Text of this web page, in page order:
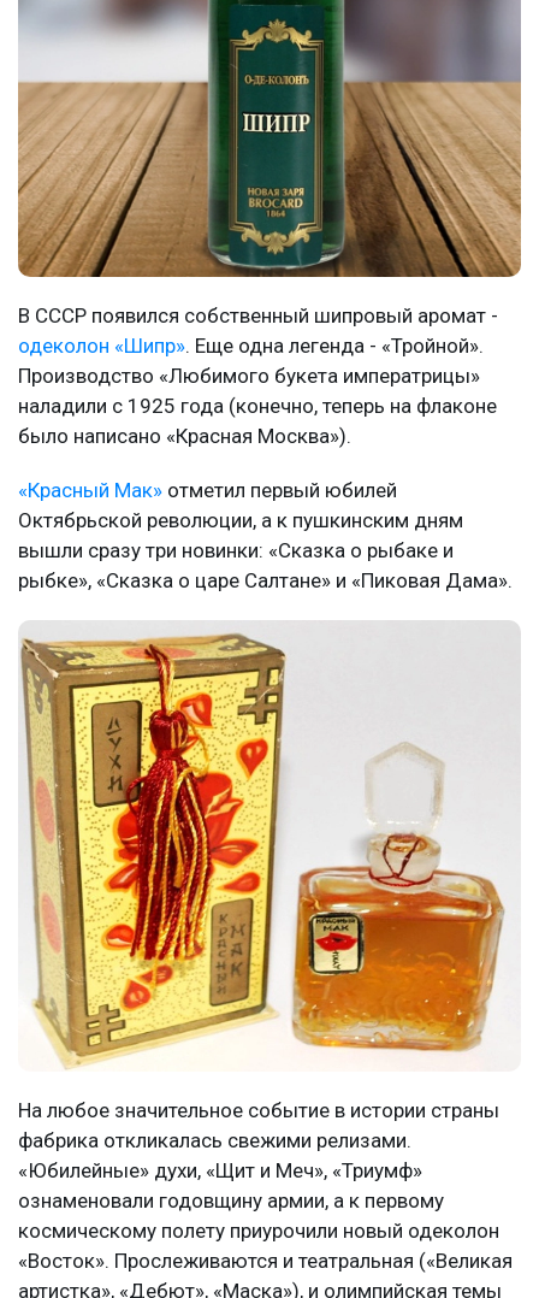
В СССР появился собственный шипровый аромат -
одеколон «Шипр». Еще одна легенда - «Тройной».
Производство «Любимого букета императрицы»
наладили с 1925 года (конечно, теперь на флаконе
было написано «Красная Москва»).
«Красный Мак» отметил первый юбилей
Октябрьской революции, а к пушкинским дням
вышли сразу три новинки: «Сказка о рыбаке и
рыбке», «Сказка о царе Салтане» и «Пиковая Дама».
На любое значительное событие в истории страны
фабрика откликалась свежими релизами.
«Юбилейные» духи, «Щит и Меч», «Триумф»
ознаменовали годовщину армии, а к первому
космическому полету приурочили новый одеколон
«Восток». Прослеживаются и театральная («Великая
артистка», «Дебют», «Маска»), и олимпийская темы